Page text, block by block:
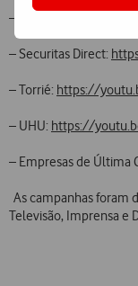
– Science 4 you:
– Securitas Direct:
– Torrié: https://
– UHU: https://
– Empresas de Última
As campanhas foram
Televisão, Imprensa e